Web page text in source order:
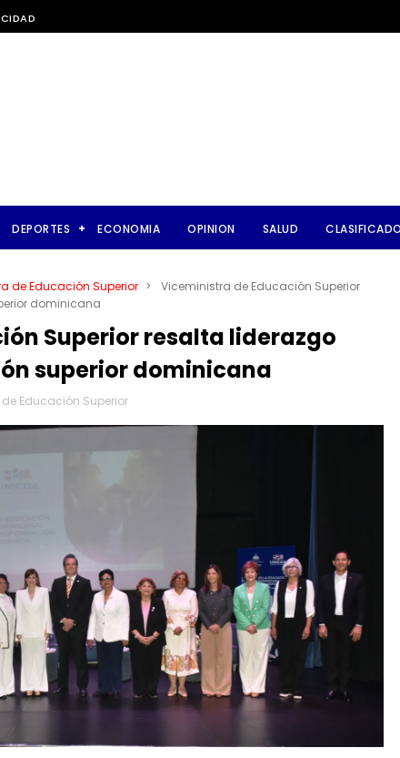
DEPORTES ECONOMIA OPINION SALUD
de Educación Superior >
Viceministra de Educación Superior
dominicana
Superior resalta liderazgo
superior dominicana
Educación Superior